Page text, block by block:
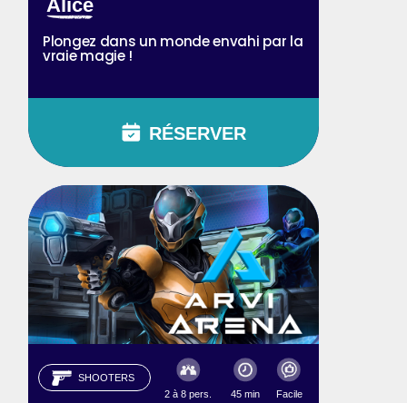
Alice
Plongez dans un monde envahi par la
vraie magie !
RÉSERVER
SHOOTERS
2 à 8 pers.
45 min Facile